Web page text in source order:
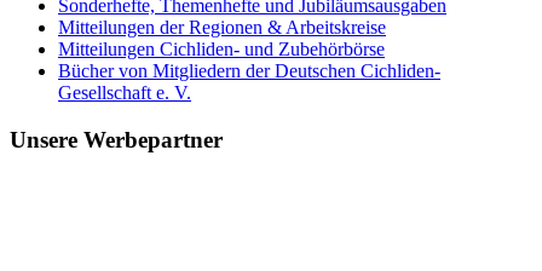
Sonderhefte, Themenhefte und Jubiläumsausgaben
Mitteilungen der Regionen & Arbeitskreise
Mitteilungen Cichliden- und Zubehörbörse
Bücher von Mitgliedern der Deutschen Cichliden-
Gesellschaft e. V.
Unsere Werbepartner